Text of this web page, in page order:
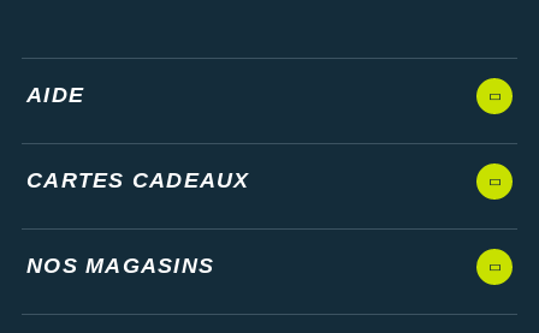
AIDE
CARTES CADEAUX
NOS MAGASINS